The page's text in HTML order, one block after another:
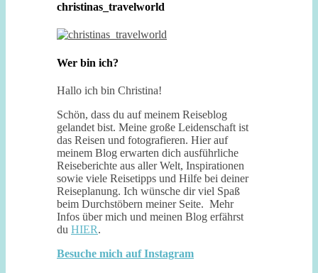
christinas_travelworld
Wer bin ich?
Hallo ich bin Christina!
Schön, dass du auf meinem Reiseblog
gelandet bist. Meine große Leidenschaft ist
das Reisen und fotografieren. Hier auf
meinem Blog erwarten dich ausführliche
Reiseberichte aus aller Welt, Inspirationen
sowie viele Reisetipps und Hilfe bei deiner
Reiseplanung. Ich wünsche dir viel Spaß
beim Durchstöbern meiner Seite. Mehr
Infos über mich und meinen Blog erfährst
du HIER.
Besuche mich auf Instagram